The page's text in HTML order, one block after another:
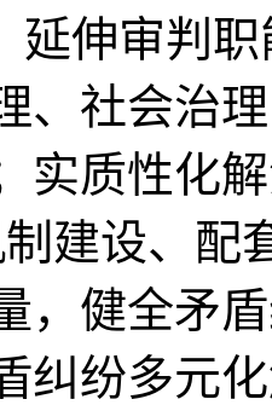
延伸审判
、社会治
实质性化
建设、配
，健全矛
纠纷多元